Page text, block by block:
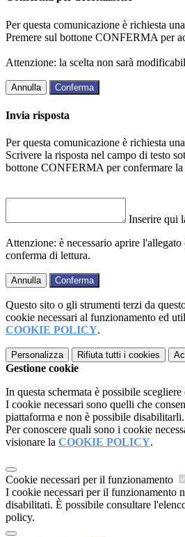
Per questa comunicazione è richiesta
Premere sul bottone CONFERMA per
Attenzione: la scelta non sarà
Annulla Conferma
Invia risposta
Per questa comunicazione è richiesta
Scrivere la risposta nel campo di testo
bottone CONFERMA per confermare la
Inserire qui
Attenzione: è necessario aprire l'allegato
conferma di lettura.
Annulla Conferma
Questo sito o gli strumenti terzi da
cookie necessari al funzionamento ed
COOKIE POLICY.
Personalizza Rifiuta tutti i cookies
Gestione cookie
In questa schermata è possibile
I cookie necessari sono quelli che
piattaforma e non è possibile disabilitarli.
Per conoscere quali sono i cookie
visionare la COOKIE POLICY.
Cookie necessari per il funzionamento
I cookie necessari per il funzionamento
disabilitati. È possibile consultare
policy.